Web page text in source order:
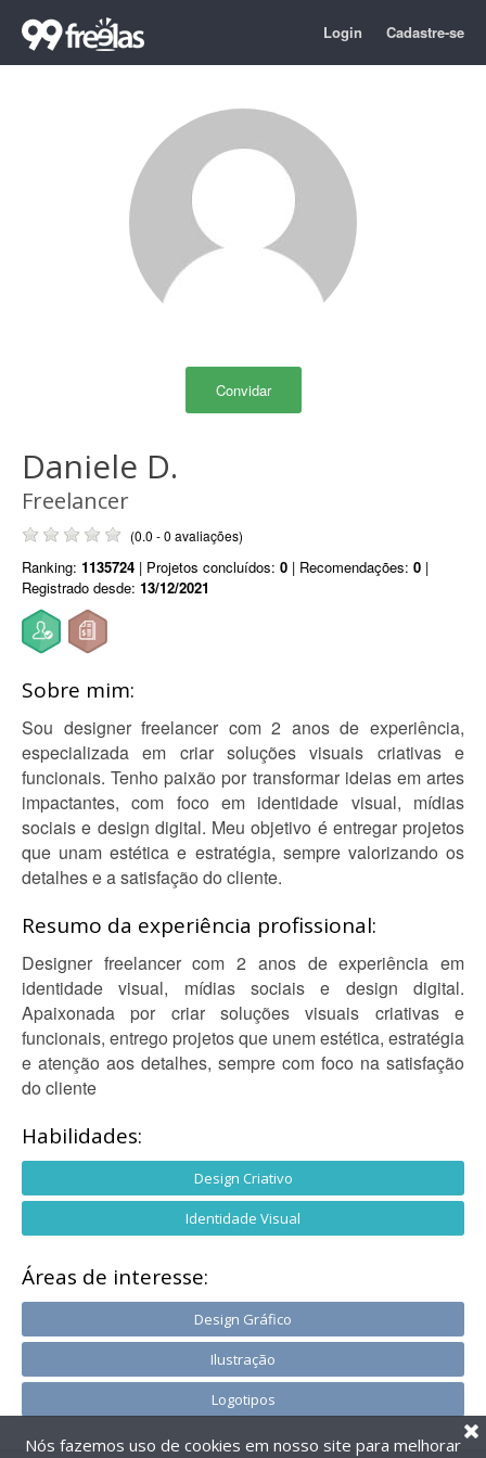
Login Cadastre-se
Convidar
Daniele D.
Freelancer
(0.0 - 0 avaliações)
Ranking: 1135724 | Projetos concluídos: 0 | Recomendações: 0 |
Registrado desde: 13/12/2021
Sobre mim:
Sou designer freelancer com 2 anos de experiência,
especializada em criar soluções visuais criativas e
funcionais. Tenho paixão por transformar ideias em artes
impactantes, com foco em identidade visual, mídias
sociais e design digital. Meu objetivo é entregar projetos
que unam estética e estratégia, sempre valorizando os
detalhes e a satisfação do cliente.
Resumo da experiência profissional:
Designer freelancer com 2 anos de experiência em
identidade visual, mídias sociais e design digital.
Apaixonada por criar soluções visuais criativas e
funcionais, entrego projetos que unem estética, estratégia
e atenção aos detalhes, sempre com foco na satisfação
do cliente
Habilidades:
Design Criativo
Identidade Visual
Áreas de interesse:
Design Gráfico
Ilustração
Logotipos
Nós fazemos uso de cookies em nosso site para melhorar